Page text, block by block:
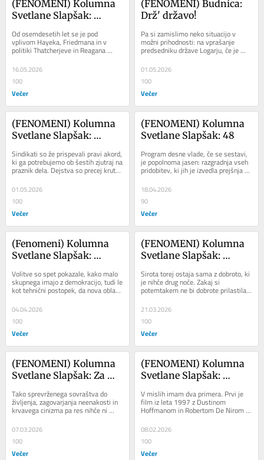
(FENOMENI) Kolumna
Svetlane Slapšak:
Od osemdesetih let se je pod
vplivom Hayeka, Friedmana in v
politiki Thatcherjeve in Reagana
neoliberalizem vzpostavil kot
globalna doktrina, ki...
16.05.2026
100
Večer
(FENOMENI) Budnica:
Drž' državo!
Pa si zamislimo neko situacijo v
možni prihodnosti: na vprašanje
predsedniku države Logarju, če je
Slovenija v vojni ali ne, ta odgovarja:
"Veste,...
01.05.2026
100
Večer
(FENOMENI) Kolumna
Svetlane Slapšak:
Sindikati so že prispevali pravi akord,
ki ga potrebujemo ob šestih zjutraj na
praznik dela. Dejstva so precej kruto
jasna: odhajajoča vlada je...
01.05.2026
100
Večer
(FENOMENI) Kolumna
Svetlane Slapšak: 48
Program desne vlade, če se sestavi,
je popolnoma jasen: razgradnja vseh
pridobitev, ki jih je izvedla prejšnja
vlada, retrogradna politika na vseh...
18.04.2026
90
Večer
(Fenomeni) Kolumna
Svetlane Slapšak:
Volitve so spet pokazale, kako malo
skupnega imajo z demokracijo, tudi le
kot tehnični postopek, da nova oblast
zavzame položaje v starem kalupu....
04.04.2026
100
Večer
(FENOMENI) Kolumna
Svetlane Slapšak:
obratno?
Sirota torej ostaja sama z dobroto, ki
je nihče drug noče. Zakaj si
potemtakem ne bi dobrote prilastila?
Sirota je dobrota! Opustimo lažno
pamet,...
21.03.2026
100
Večer
(FENOMENI) Kolumna
Svetlane Slapšak: Za
Tako sprevrženega sovraštva do
življenja, zagovarjanja neenakosti in
krvavega cinizma pa res nihče ni
pričakoval: Janša je psa, ki so ga
mrtvega...
07.03.2026
100
Večer
(FENOMENI) Kolumna
Svetlane Slapšak:
V mislih imam dva primera. Prvi je
film iz leta 1997 z Dustinom
Hoffmanom in Robertom De Nirom z
madžarska politična...
08.02.2026
100
Večer